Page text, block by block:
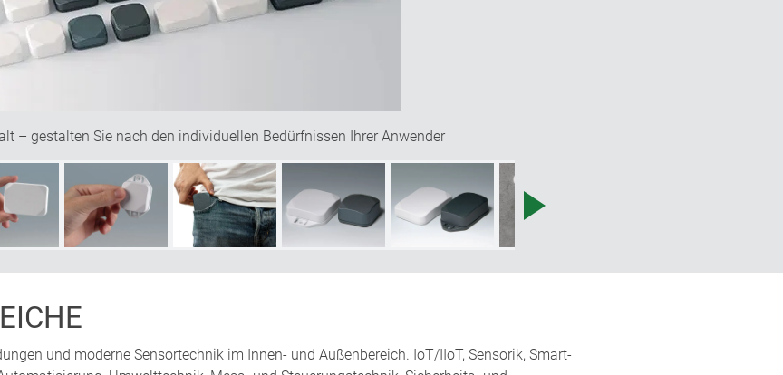
– gestalten Sie nach den individuellen Bedürfnissen Ihrer Anwender
und moderne Sensortechnik im Innen- und Außenbereich. IoT/IIoT, Sensorik, Smart-